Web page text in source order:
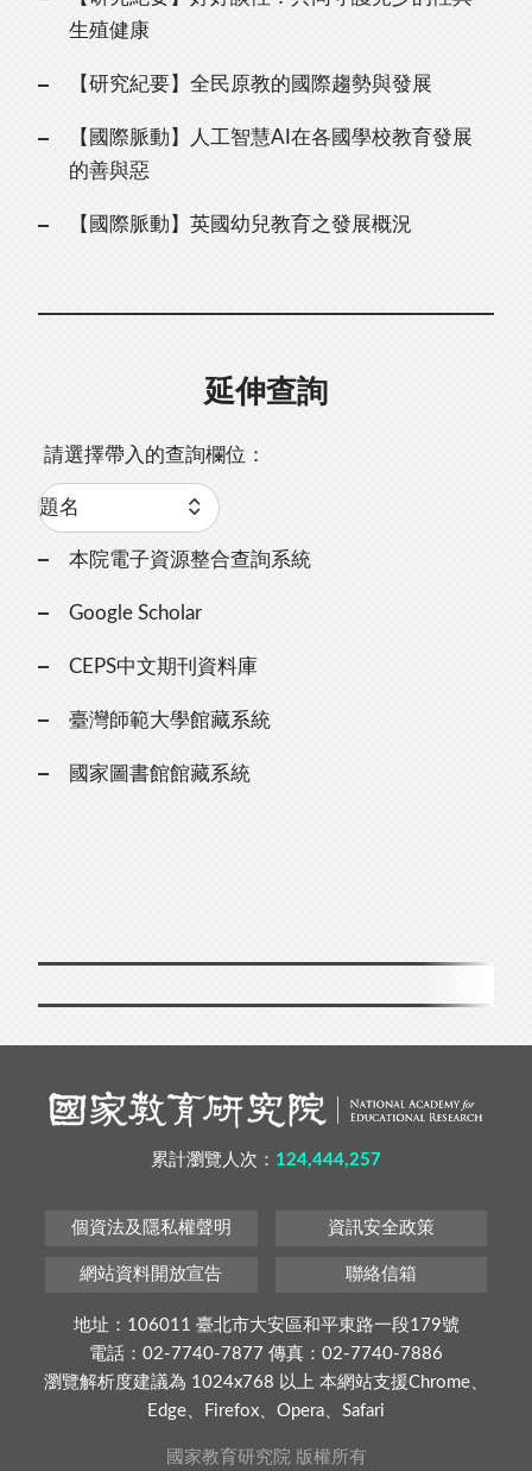
生殖健康
【研究紀要】全民原教的國際趨勢與發展
【國際脈動】人工智慧AI在各國學校教育發展
的善與惡
【國際脈動】英國幼兒教育之發展概況
延伸查詢
請選擇帶入的查詢欄位：
本院電子資源整合查詢系統
Google Scholar
CEPS中文期刊資料庫
臺灣師範大學館藏系統
國家圖書館館藏系統
累計瀏覽人次： 124,444,257
個資法及隱私權聲明 資訊安全政策
網站資料開放宣告 聯絡信箱
地址：106011 臺北市大安區和平東路一段179號
電話：02-7740-7877 傳真：02-7740-7886
瀏覽解析度建議為 1024x768 以上 本網站支援Chrome、
Edge、Firefox、Opera、Safari
國家教育研究院 版權所有